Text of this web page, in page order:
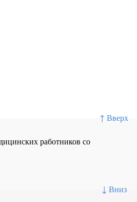
↑ Вверх
↓ Вниз
работников со